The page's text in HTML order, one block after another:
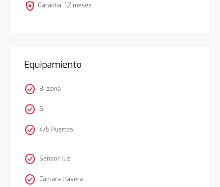
local_police Garantía: 12 meses
Equipamiento
check_circle Bi-zona
check_circle 5
check_circle 4/5 Puertas
check_circle Sensor luz
check_circle Cámara trasera